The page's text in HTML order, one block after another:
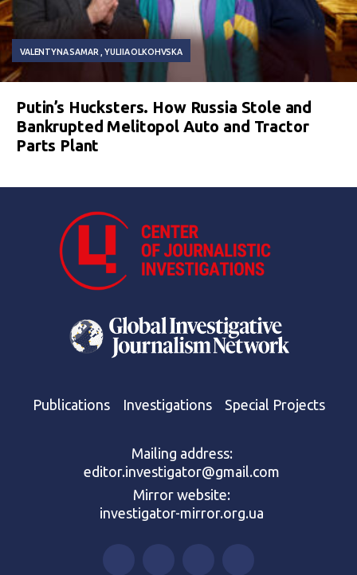
VALENTYNA SAMAR YULIIA OLKOHVSKA
Putin’s Hucksters. How Russia Stole and
Bankrupted Melitopol Auto and Tractor
Parts Plant
Publications Investigations Special Projects
Mailing address:
editor.investigator@gmail.com
Mirror website:
investigator-mirror.org.ua